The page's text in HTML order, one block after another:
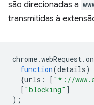
são direcionadas a
transmitidas à
chrome.webRequest.
function(details)
{urls : [ "*://
[ "blocking" ]
);